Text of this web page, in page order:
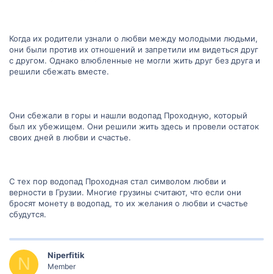
Когда их родители узнали о любви между молодыми людьми,
они были против их отношений и запретили им видеться друг
с другом. Однако влюбленные не могли жить друг без друга и
решили сбежать вместе.
Они сбежали в горы и нашли водопад Проходную, который
был их убежищем. Они решили жить здесь и провели остаток
своих дней в любви и счастье.
С тех пор водопад Проходная стал символом любви и
верности в Грузии. Многие грузины считают, что если они
бросят монету в водопад, то их желания о любви и счастье
сбудутся.
N Niperfitik
Member